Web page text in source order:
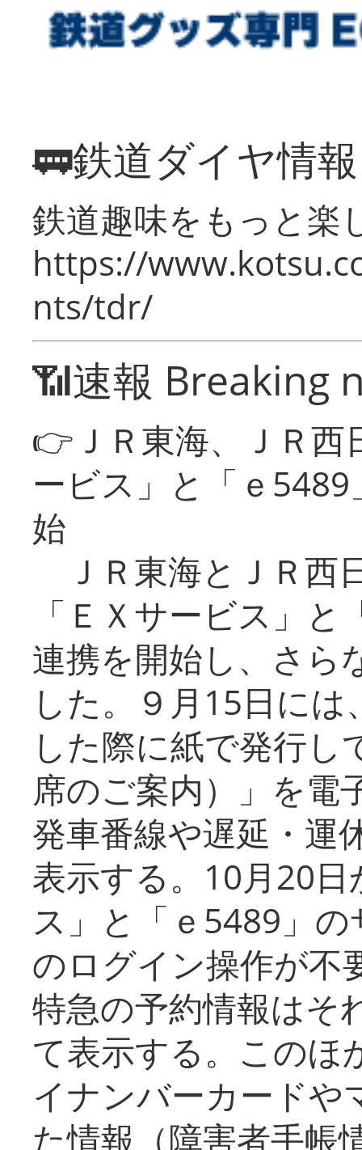
🚃鉄道ダイヤ情
鉄道趣味をもっと楽
https://
nts/tdr/
📶速報 Breaking
👉ＪＲ東海、ＪＲ
ービス」と「ｅ
始
ＪＲ東海とＪＲ西
「ＥＸサービス」
連携を開始し、さら
した。９月15日に
した際に紙で発行し
席のご案内）」を電
発車番線や遅延・運
表示する。10月20
ス」と「ｅ5489」
のログイン操作が不
特急の予約情報はそ
て表示する。このほ
イナンバーカードや
た情報（障害者手帳